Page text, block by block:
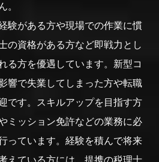
。
験がある方や現場での作業に慣
の資格がある方など即戦力とし
る方を優遇しています。新型コ
響で失業してしまった方や転職
です。スキルアップを目指す方
ミッション免許などの業務に必
っています。経験を積んで将来